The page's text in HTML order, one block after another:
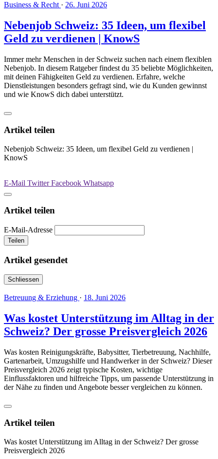
Business & Recht · 26. Juni 2026
Nebenjob Schweiz: 35 Ideen, um flexibel
Geld zu verdienen | KnowS
Immer mehr Menschen in der Schweiz suchen nach einem flexiblen
Nebenjob. In diesem Ratgeber findest du 35 beliebte Möglichkeiten,
mit deinen Fähigkeiten Geld zu verdienen. Erfahre, welche
Dienstleistungen besonders gefragt sind, wie du Kunden gewinnst
und wie KnowS dich dabei unterstützt.
Artikel teilen
Nebenjob Schweiz: 35 Ideen, um flexibel Geld zu verdienen |
KnowS
E-Mail TwitterFacebook Whatsapp
Artikel teilen
E-Mail-Adresse
Teilen
Artikel gesendet
Schliessen
Betreuung & Erziehung · 18. Juni 2026
Was kostet Unterstützung im Alltag in der
Schweiz? Der grosse Preisvergleich 2026
Was kosten Reinigungskräfte, Babysitter, Tierbetreuung, Nachhilfe,
Gartenarbeit, Umzugshilfe und Handwerker in der Schweiz? Dieser
Preisvergleich 2026 zeigt typische Kosten, wichtige
Einflussfaktoren und hilfreiche Tipps, um passende Unterstützung in
der Nähe zu finden und Angebote besser vergleichen zu können.
Artikel teilen
Was kostet Unterstützung im Alltag in der Schweiz? Der grosse
Preisvergleich 2026